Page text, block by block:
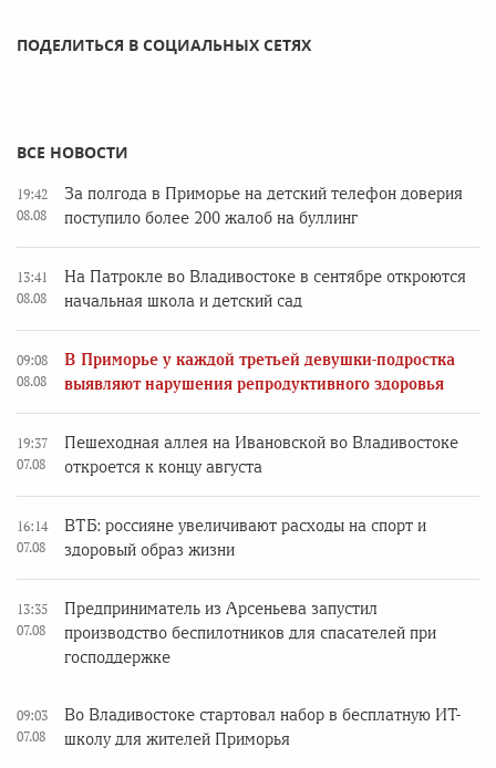
ПОДЕЛИТЬСЯ В СОЦИАЛЬНЫХ СЕТЯХ
ВСЕ НОВОСТИ
19:42
08.08
За полгода в Приморье на детский телефон доверия
поступило более 200 жалоб на буллинг
13:41
08.08
На Патрокле во Владивостоке в сентябре откроются
начальная школа и детский сад
09:08
08.08
В Приморье у каждой третьей девушки-подростка
выявляют нарушения репродуктивного здоровья
19:37
07.08
Пешеходная аллея на Ивановской во Владивостоке
откроется к концу августа
16:14
07.08
ВТБ: россияне увеличивают расходы на спорт и
здоровый образ жизни
13:35
07.08
Предприниматель из Арсеньева запустил
производство беспилотников для спасателей при
господдержке
09:03
07.08
Во Владивостоке стартовал набор в бесплатную ИТ-
школу для жителей Приморья